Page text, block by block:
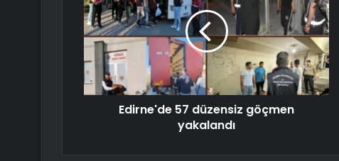
Edirne'de 57 düzensiz göçmen
yakalandı